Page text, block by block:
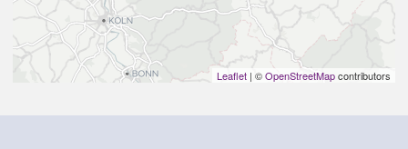
Leaflet | ©OpenStreetMapcontributors